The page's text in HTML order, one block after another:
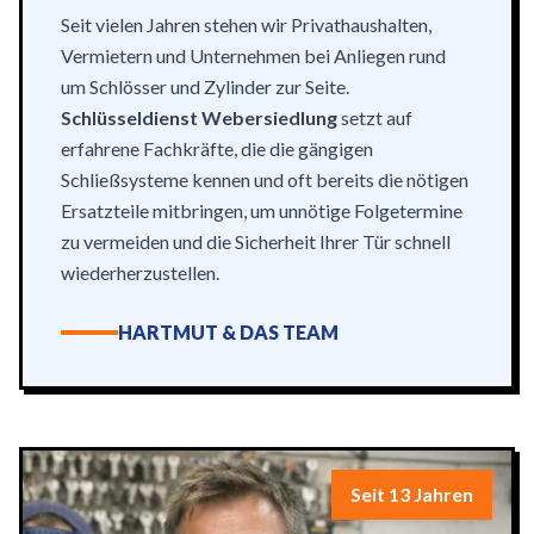
Seit vielen Jahren stehen wir Privathaushalten,
Vermietern und Unternehmen bei Anliegen rund
um Schlösser und Zylinder zur Seite.
Schlüsseldienst Webersiedlungsetzt auf
erfahrene Fachkräfte, die die gängigen
Schließsysteme kennen und oft bereits die nötigen
Ersatzteile mitbringen, um unnötige Folgetermine
zu vermeiden und die Sicherheit Ihrer Tür schnell
wiederherzustellen.
HARTMUT & DAS TEAM
Seit 13 Jahren